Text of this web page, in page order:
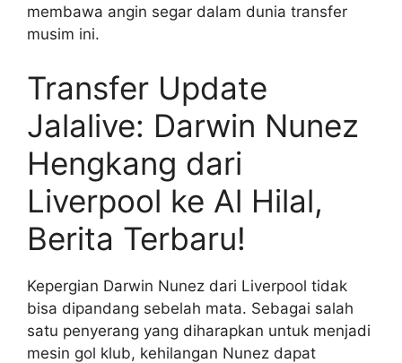
membawa angin segar dalam dunia transfer
musim ini.
Transfer Update
Jalalive: Darwin Nunez
Hengkang dari
Liverpool ke Al Hilal,
Berita Terbaru!
Kepergian Darwin Nunez dari Liverpool tidak
bisa dipandang sebelah mata. Sebagai salah
satu penyerang yang diharapkan untuk menjadi
mesin gol klub, kehilangan Nunez dapat